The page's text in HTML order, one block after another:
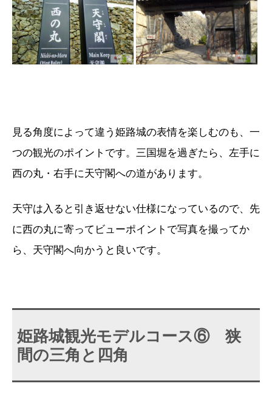
見る角度によって違う姫路城の表情を楽しむのも、一
つの観光のポイントです。三国堀を過ぎたら、左手に
西の丸・右手に天守閣への道があります。
天守は入ると引き返せない仕様になっているので、先
に西の丸に寄ってビューポイントで写真を撮ってか
ら、天守閣へ向かうと良いです。
姫路城観光モデルコース⑥ 狭
間の三角と四角